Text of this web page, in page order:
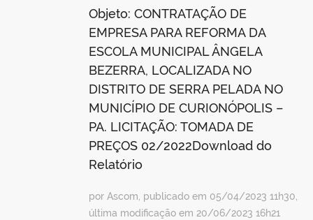
Objeto: CONTRATAÇÃO DE
EMPRESA PARA REFORMA DA
ESCOLA MUNICIPAL ÂNGELA
BEZERRA, LOCALIZADA NO
DISTRITO DE SERRA PELADA NO
MUNICÍPIO DE CURIONÓPOLIS –
PA. LICITAÇÃO: TOMADA DE
PREÇOS 02/2022Download do
Relatório
por Ascom, publicado em 05/04/2023 11h30,
última modificação em 20/06/2023 16h21